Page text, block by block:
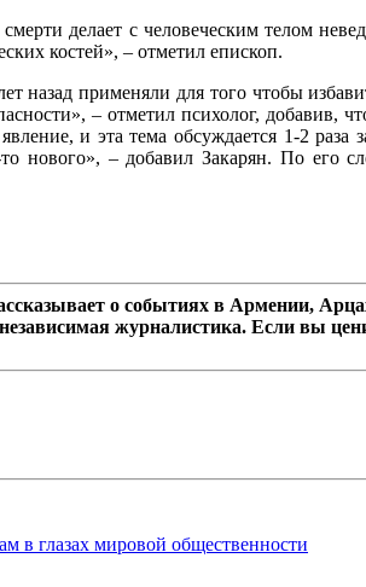
делает с человеческим телом
костей», – отметил епископ.
назад применяли для того чтобы
– отметил психолог, добавив,
и эта тема обсуждается 1-2 раза
нового», – добавил Закарян. По
о событиях в Армении,
журналистика. Если вы
в глазах мировой общественности